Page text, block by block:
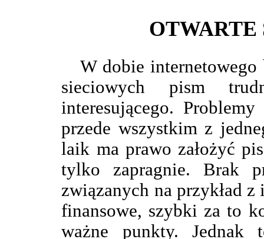
OTWARTE
W dobie internetowego
sieciowych pism
interesującego.
przede wszystkim z
laik ma prawo założyć
tylko zapragnie. Brak
związanych na przykład
finansowe, szybki za to
ważne punkty. Jednak